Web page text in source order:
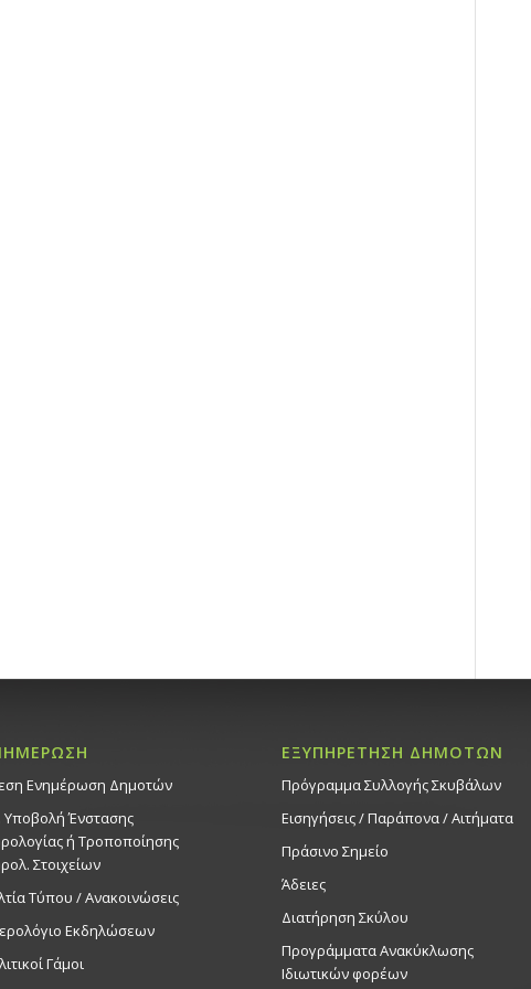
Ενημέρωση Δημοτών
Υποβολή Ένστασης
ή Τροποποίησης
Στοιχείων
Τύπου / Ανακοινώσεις
Εκδηλώσεων
Γάμοι
ΕΞΥΠΗΡΕΤΗΣΗ ΔΗΜΟΤΩΝ
Πρόγραμμα Συλλογής Σκυβάλων
Εισηγήσεις / Παράπονα / Αιτήματα
Πράσινο Σημείο
Άδειες
Διατήρηση Σκύλου
Προγράμματα Ανακύκλωσης
Ιδιωτικών φορέων